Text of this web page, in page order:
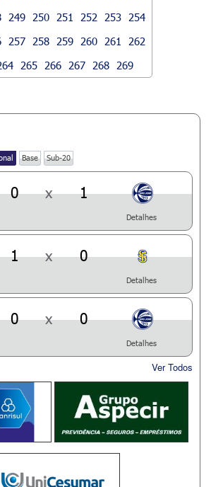
249 250 251 252 253
254
257 258 259 260 261
262
265 266 267 268 269
Base Sub-20
0 x 1
Detalhes
1 x 0
Detalhes
0 x 0
Detalhes
Ver Todos